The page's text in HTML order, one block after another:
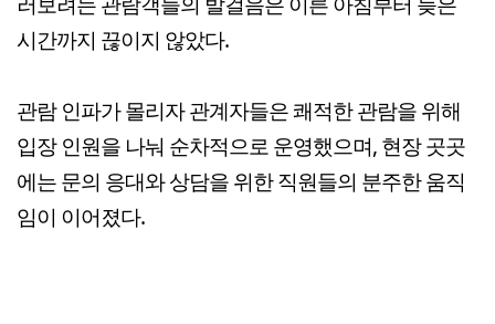
시간까지 끊이지 않았다.
관람 인파가 몰리자 관계자들은 쾌적한 관람을 위해
입장 인원을 나눠 순차적으로 운영했으며, 현장 곳곳
에는 문의 응대와 상담을 위한 직원들의 분주한 움직
임이 이어졌다.